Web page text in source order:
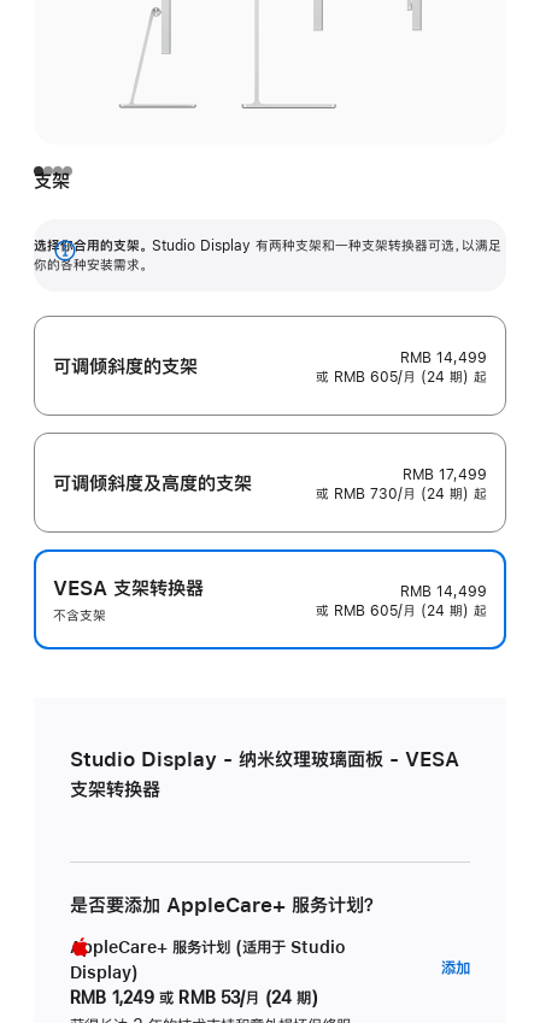
支架
选择你合用的支架。 Studio Display 有两种支架和一种支架转换器可选，以满足
你的各种安装需求。
展
可调倾斜度的支架
RMB 14,499
或 RMB 605/月 (24 期) 起
可调倾斜度及高‍度的支‍架
RMB 17,499
或 RMB 730/月 (24 期) 起
VESA 支架转换器
不含支架
RMB 14,499
或 RMB 605/月 (24 期) 起
Studio Display - 纳米纹理玻璃面板 - VESA
支架转换器
是否要添加 AppleCare+ 服务计划？
AppleCare+ 服务计划 (适用于 Studio
Display)
RMB 1,249 或 RMB 53/月 (24 期)
添加